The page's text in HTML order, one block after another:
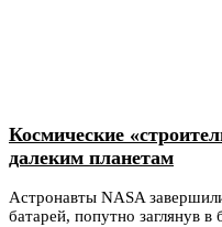
Космические
далеким планетам
Астронавты NASA
батарей, попутно заглянув в